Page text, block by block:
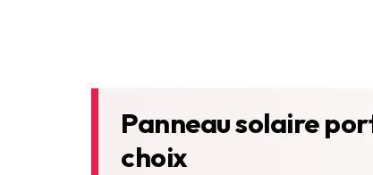
Panneau solaire
choix